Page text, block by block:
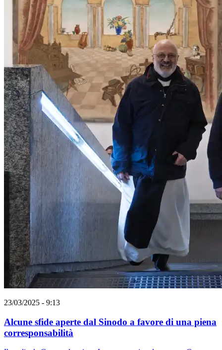
23/03/2025 - 9:13
Alcune sfide aperte dal Sinodo a favore di una piena
corresponsabilità